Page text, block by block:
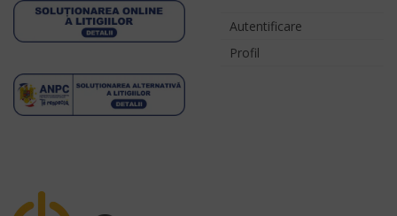
Autentificare
Profil